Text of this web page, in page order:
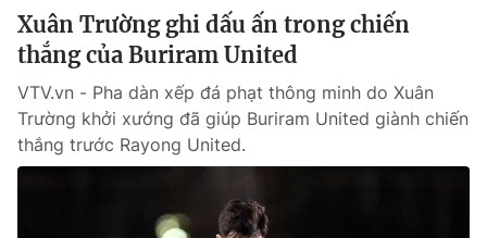
Tư vấn
Chuyên mục khác
Emagazine Podcast
Photo Infographic
Shorts video
Xuân Trường ghi dấu ấn trong chiến
thắng của Buriram United
VTV.vn - Pha dàn xếp đá phạt thông minh do Xuân
Trường khởi xướng đã giúp Buriram United giành chiến
thắng trước Rayong United.